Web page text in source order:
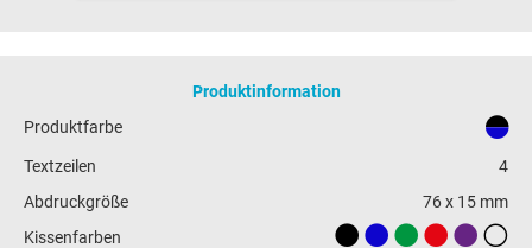
Produktinformation
Produktfarbe
Textzeilen
4
Abdruckgröße
76 x 15 mm
Kissenfarben